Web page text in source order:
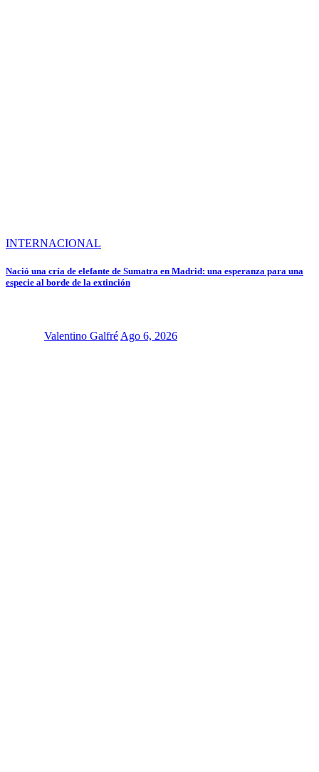
INTERNACIONAL
Nació una cría de elefante de Sumatra en Madrid: una esperanza para una
especie al borde de la extinción
Valentino Galfré Ago 6, 2026